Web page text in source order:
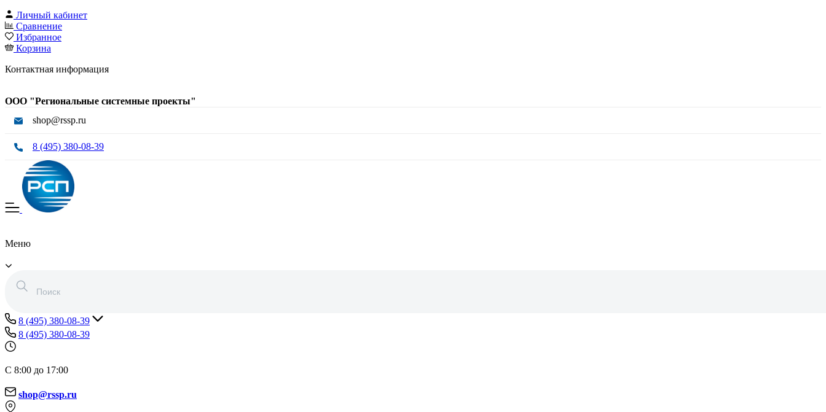
Личный кабинет
Сравнение
Избранное
Корзина
Контактная информация
ООО "Региональные системные проекты"
shop@rssp.ru
8 (495) 380-08-39
Меню
8 (495) 380-08-39
8 (495) 380-08-39
С 8:00 до 17:00
shop@rssp.ru